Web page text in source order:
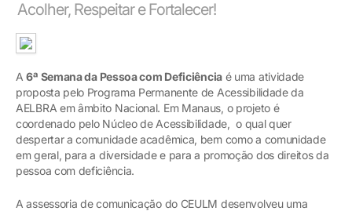
Acolher, Respeitar e Fortalecer!
A6ª Semana da Pessoa com Deficiênciaé uma atividade
proposta pelo Programa Permanente de Acessibilidade da
AELBRA em âmbito Nacional. Em Manaus, o projeto é
coordenado pelo Núcleo de Acessibilidade, o qual quer
despertar a comunidade acadêmica, bem como a comunidade
em geral, para a diversidade e para a promoção dos direitos da
pessoa com deficiência.
A assessoria de comunicação do CEULM desenvolveu uma